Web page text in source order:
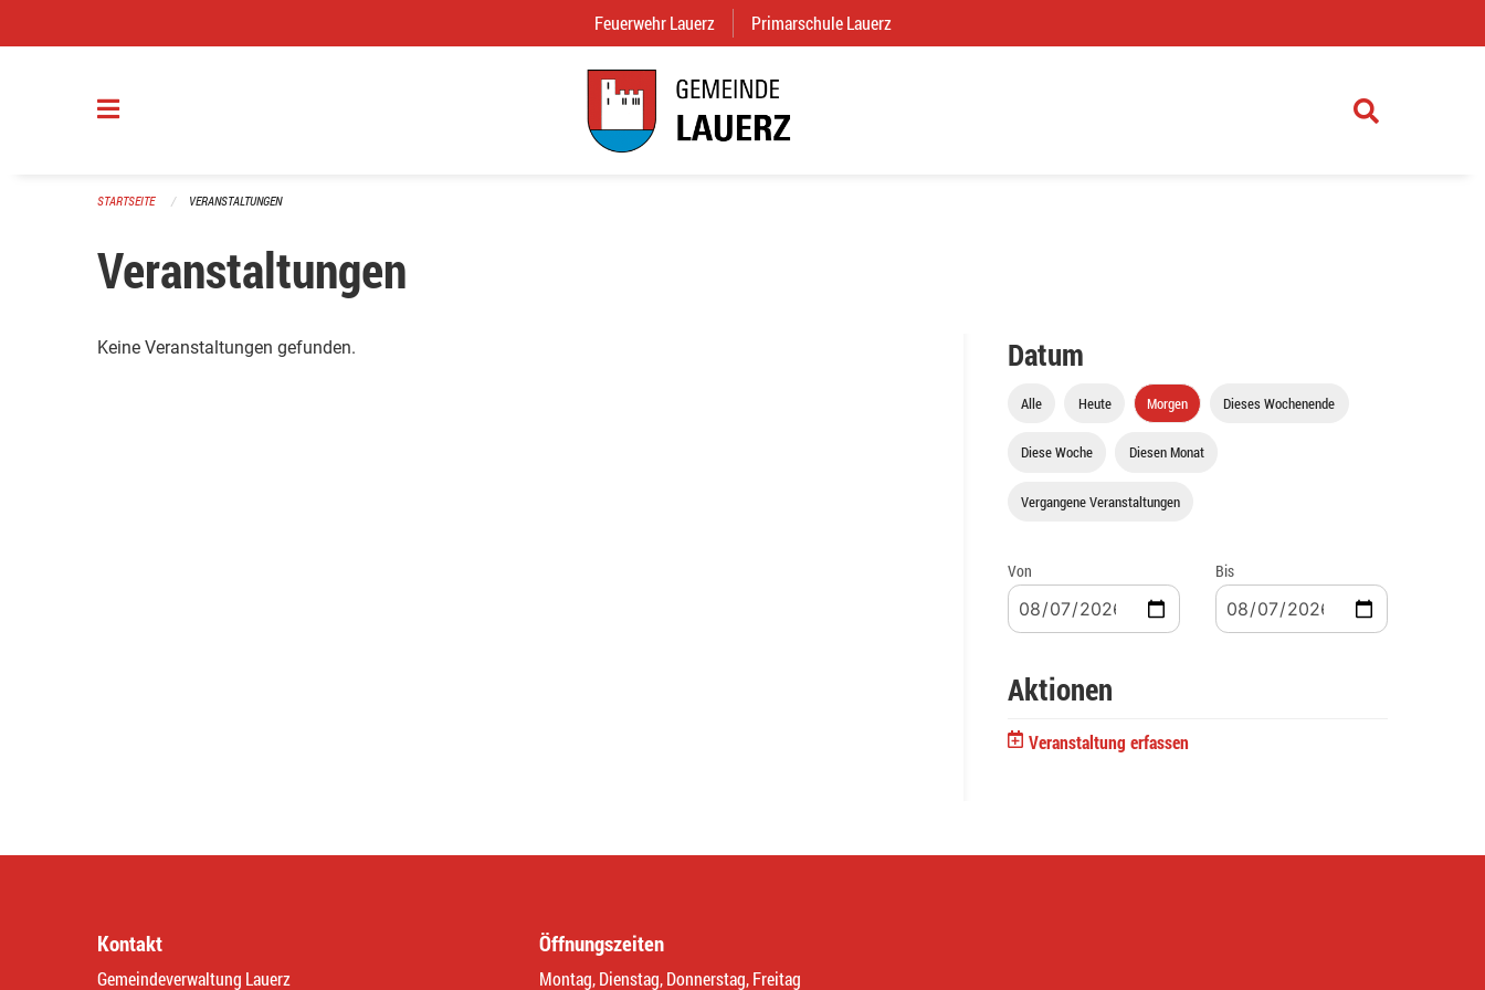
Feuerwehr Lauerz (External Link)
Primarschule Lauerz
STARTSEITE VERANSTALTUNGEN
Veranstaltungen
Keine Veranstaltungen gefunden. Datum
Alle Heute Morgen Dieses Wochenende
Diese Woche Diesen Monat
Vergangene Veranstaltungen
Von Bis
Aktionen
Veranstaltung erfassen
Kontakt
Gemeindeverwaltung Lauerz
Öffnungszeiten
Montag, Dienstag, Donnerstag, Freitag